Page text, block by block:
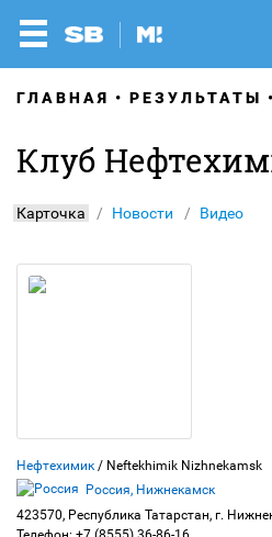
ГЛАВНАЯ РЕЗУЛЬТАТЫ
Клуб
Карточка Новости Видео
Нефтехимик / Neftekhimik Nizhnekamsk
Россия, Нижнекамск
423570, Республика Татарстан, г.